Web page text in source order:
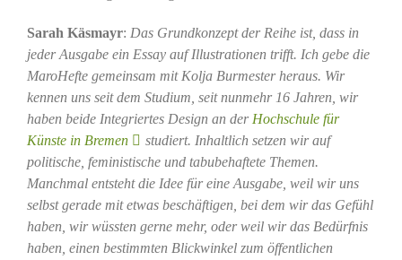
Sarah Käsmayr: Das Grundkonzept der Reihe ist, dass in
jeder Ausgabe ein Essay auf Illustrationen trifft. Ich gebe die
MaroHefte gemeinsam mit Kolja Burmester heraus. Wir
kennen uns seit dem Studium, seit nunmehr 16 Jahren, wir
haben beide Integriertes Design an derHochschule für
Künste in Bremen
studiert. Inhaltlich setzen wir auf
politische, feministische und tabubehaftete Themen.
Manchmal entsteht die Idee für eine Ausgabe, weil wir uns
selbst gerade mit etwas beschäftigen, bei dem wir das Gefühl
haben, wir wüssten gerne mehr, oder weil wir das Bedürfnis
haben, einen bestimmten Blickwinkel zum öffentlichen